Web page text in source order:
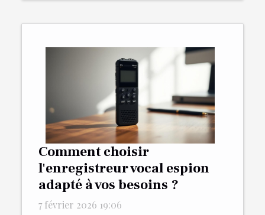
Comment choisir
l'enregistreur vocal espion
adapté à vos besoins ?
7 février 2026 19:06